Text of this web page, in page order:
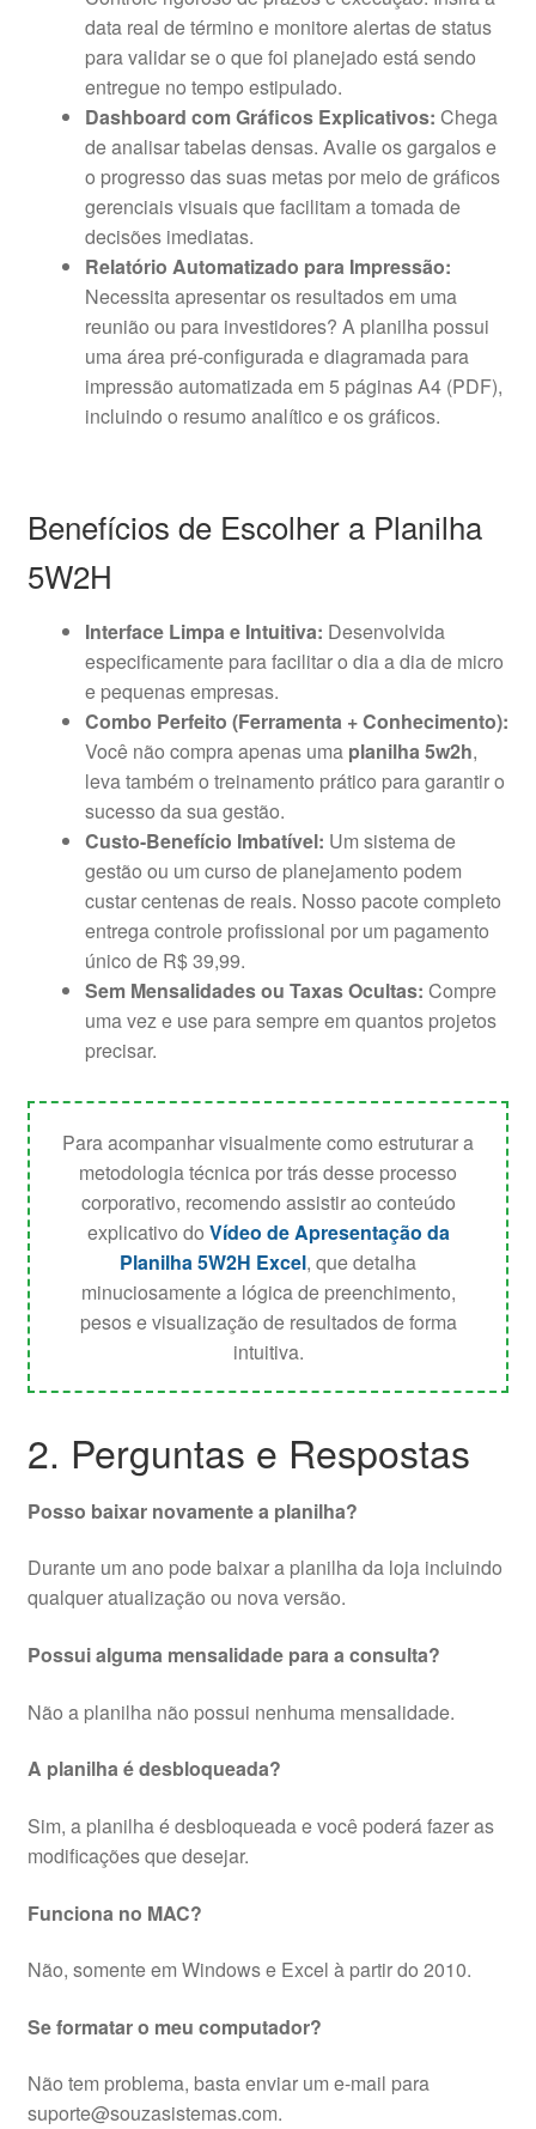
data real de término e monitore alertas de status
para validar se o que foi planejado está sendo
entregue no tempo estipulado.
Dashboard com Gráficos Explicativos: Chega
de analisar tabelas densas. Avalie os gargalos e
o progresso das suas metas por meio de gráficos
gerenciais visuais que facilitam a tomada de
decisões imediatas.
Relatório Automatizado para Impressão:
Necessita apresentar os resultados em uma
reunião ou para investidores? A planilha possui
uma área pré-configurada e diagramada para
impressão automatizada em 5 páginas A4 (PDF),
incluindo o resumo analítico e os gráficos.
Benefícios de Escolher a Planilha
5W2H
Interface Limpa e Intuitiva: Desenvolvida
especificamente para facilitar o dia a dia de micro
e pequenas empresas.
Combo Perfeito (Ferramenta + Conhecimento):
Você não compra apenas uma planilha 5w2h,
leva também o treinamento prático para garantir o
sucesso da sua gestão.
Custo-Benefício Imbatível: Um sistema de
gestão ou um curso de planejamento podem
custar centenas de reais. Nosso pacote completo
entrega controle profissional por um pagamento
único de R$ 39,99.
Sem Mensalidades ou Taxas Ocultas: Compre
uma vez e use para sempre em quantos projetos
precisar.
Para acompanhar visualmente como estruturar a
metodologia técnica por trás desse processo
corporativo, recomendo assistir ao conteúdo
explicativo do Vídeo de Apresentação da
Planilha 5W2H Excel, que detalha
minuciosamente a lógica de preenchimento,
pesos e visualização de resultados de forma
intuitiva.
2. Perguntas e Respostas
Posso baixar novamente a planilha?
Durante um ano pode baixar a planilha da loja incluindo
qualquer atualização ou nova versão.
Possui alguma mensalidade para a consulta?
Não a planilha não possui nenhuma mensalidade.
A planilha é desbloqueada?
Sim, a planilha é desbloqueada e você poderá fazer as
modificações que desejar.
Funciona no MAC?
Não, somente em Windows e Excel à partir do 2010.
Se formatar o meu computador?
Não tem problema, basta enviar um e-mail para
suporte@souzasistemas.com.